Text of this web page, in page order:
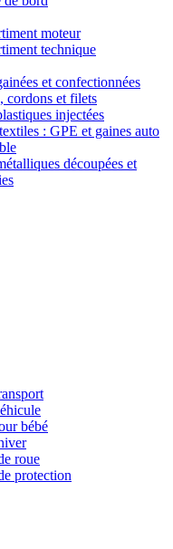
moteur
technique
et confectionnées
cordons et filets
injectées
: GPE et gaines auto
découpées et
bébé
roue
protection